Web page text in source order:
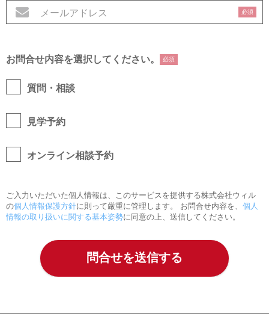
必須
お問合せ内容を選択してください。 必須
質問・相談
見学予約
オンライン相談予約
ご入力いただいた個人情報は、このサービスを提供する株式会社ウィル
の個人情報保護方針に則って厳重に管理します。 お問合せ内容を、 個人
情報の取り扱いに関する基本姿勢に同意の上、送信してください。